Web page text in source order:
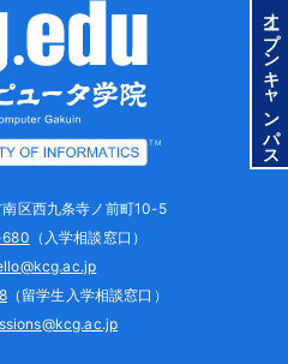
オープンキャンパス
TM
区西九条寺ノ前町10-5
（入学相談窓口）
（留学生入学相談窓口）